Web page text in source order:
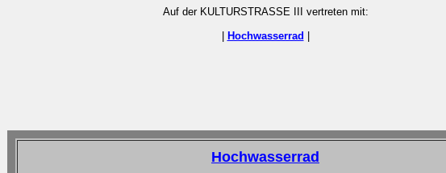
Auf der KULTURSTRASSE III vertreten mit:
Hochwasserrad
Hochwasserrad